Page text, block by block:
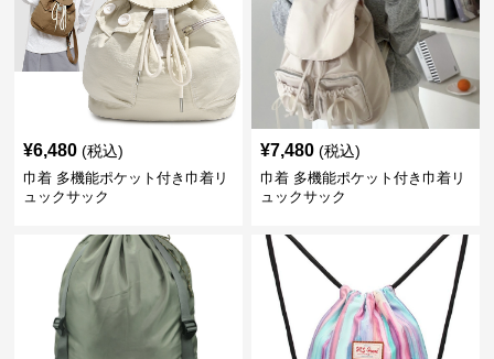
¥6,480 (税込)
巾着 多機能ポケット付き巾着リ
ュックサック
¥7,480 (税込)
巾着 多機能ポケット付き巾着リ
ュックサック